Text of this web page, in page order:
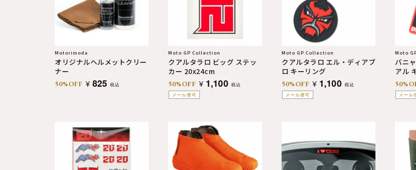
Motorimoda
オリジナルヘルメットクリー
ナー
50%OFF ¥ 825 税込
メール便可
Moto GP Collection
クアルタラロ ビッグ ステッ
カー 20x24cm
50%OFF ¥ 1,100 税込
メール便可
Moto GP Collection
クアルタラロ エル・ディアブ
ロ キーリング
50%OFF ¥ 1,100 税込
メール
Moto
バニ
アル